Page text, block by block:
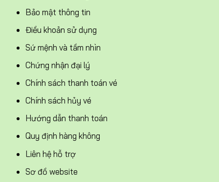
Bảo mật thông tin
Điều khoản sử dụng
Sứ mệnh và tầm nhìn
Chứng nhận đại lý
Chính sách thanh toán vé
Chính sách hủy vé
Hướng dẫn thanh toán
Quy định hàng không
Liên hệ hỗ trợ
Sơ đồ website